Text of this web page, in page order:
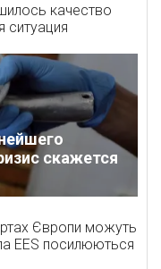
качество
ситуация
скажется
Європи можуть
EES посилюються